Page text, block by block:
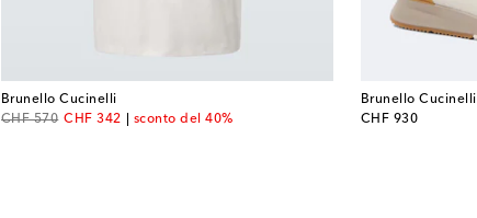
Brunello Cucinelli
CHF 570
original priceCHF 342
discount pricesconto del 40%
Brunello Cucinelli
CHF 930
original price